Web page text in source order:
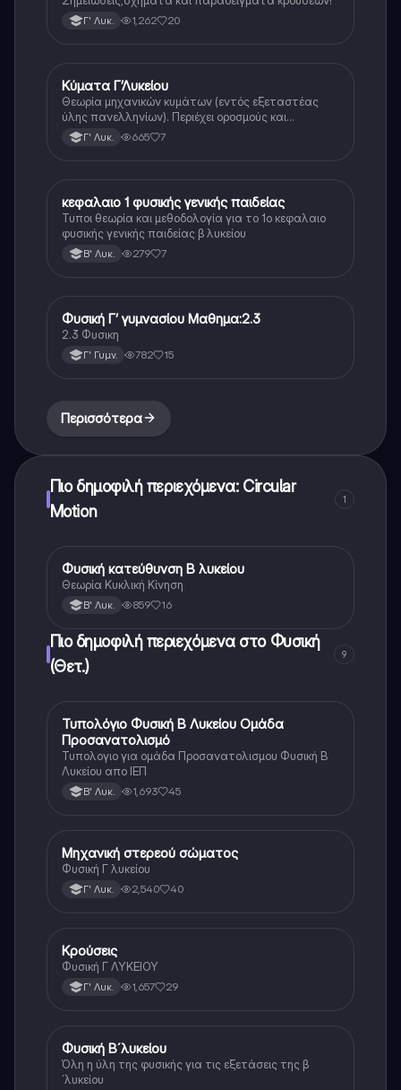
Γ' Λυκ. 1,262 20
Φυσική
Κύματα Γ’Λυκείου
Θεωρία μηχανικών κυμάτων (εντός εξεταστέας
ύλης πανελληνίων). Περιέχει οροσμούς και
αποδείξεις
Γ' Λυκ. 665 7
Φυσική
κεφαλαιο 1 φυσικής γενικής παιδείας
Τυποι θεωρία και μεθοδολογία για το 1ο κεφαλαιο
φυσικής γενικής παιδείας β λυκείου
Β' Λυκ. 279 7
Φυσική
Φυσική Γ’ γυμνασίου Μαθημα:2.3
2.3 Φυσικη
Γ' Γυμν. 782 15
Περισσότερα
Πιο δημοφιλή περιεχόμενα: Circular
Motion
1
Φυσική
Φυσική κατεύθυνση Β λυκείου
Θεωρία Κυκλική Κίνηση
Β' Λυκ. 859 16
Πιο δημοφιλή περιεχόμενα στο Φυσική
(Θετ.)
9
Φυσική (Θετ.)
Τυπολόγιο Φυσική Β Λυκείου Ομάδα
Προσανατολισμό
Τυπολογιο για ομάδα Προσανατολισμου Φυσική Β
Λυκείου απο ΙΕΠ
Β' Λυκ. 1,693 45
Φυσική
Μηχανική στερεού σώματος
Φυσική Γ λυκείου
Γ' Λυκ. 2,540 40
Φυσική
Κρούσεις
Φυσική Γ ΛΥΚΕΙΟΥ
Γ' Λυκ. 1,657 29
Φυσική
Φυσική Β´λυκείου
Όλη η ύλη της φυσικής για τις εξετάσεις της β
´λυκείου